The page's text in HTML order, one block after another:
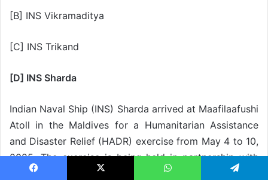
[B] INS Vikramaditya
[C] INS Trikand
[D] INS Sharda
Indian Naval Ship (INS) Sharda arrived at Maafilaafushi
Atoll in the Maldives for a Humanitarian Assistance
and Disaster Relief (HADR) exercise from May 4 to 10,
2025. The exercise is being held in partnership with
the Maldives National Defence Force (MNDF). It aims